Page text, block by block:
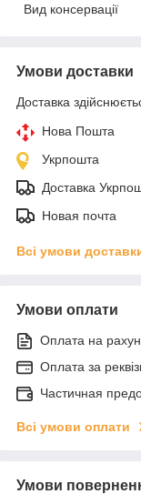
Вид консервації
Умови доставки
Доставка
Нова Пошта
Укрпошта
Доставка
Новая почта
Всі умови
Умови оплати
Оплата на
Оплата за
Частичная
Всі умови оплати
Умови